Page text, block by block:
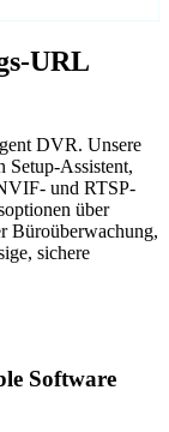
URL
DVR. Unsere
Setup-Assistent,
und RTSP-
über
Büroüberwachung,
sichere
Software